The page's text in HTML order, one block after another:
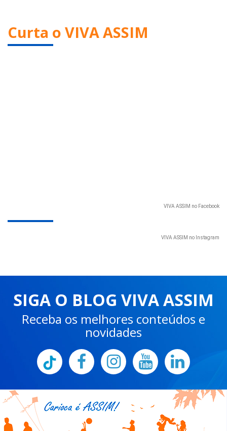
Curta o VIVA ASSIM
VIVA ASSIM no Facebook
VIVA ASSIM no Instagram
SIGA O BLOG VIVA ASSIM
Receba os melhores conteúdos e
novidades